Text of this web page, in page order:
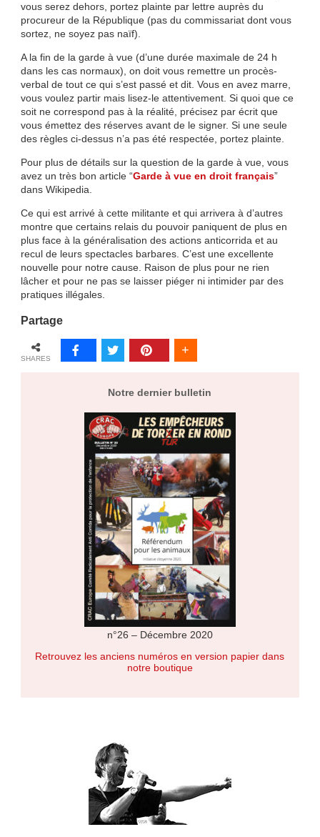
vous serez dehors, portez plainte par lettre auprès du
procureur de la République (pas du commissariat dont vous
sortez, ne soyez pas naïf).
A la fin de la garde à vue (d’une durée maximale de 24 h
dans les cas normaux), on doit vous remettre un procès-
verbal de tout ce qui s’est passé et dit. Vous en avez marre,
vous voulez partir mais lisez-le attentivement. Si quoi que ce
soit ne correspond pas à la réalité, précisez par écrit que
vous émettez des réserves avant de le signer. Si une seule
des règles ci-dessus n’a pas été respectée, portez plainte.
Pour plus de détails sur la question de la garde à vue, vous
avez un très bon article “Garde à vue en droit français”
dans Wikipedia.
Ce qui est arrivé à cette militante et qui arrivera à d’autres
montre que certains relais du pouvoir paniquent de plus en
plus face à la généralisation des actions anticorrida et au
recul de leurs spectacles barbares. C’est une excellente
nouvelle pour notre cause. Raison de plus pour ne rien
lâcher et pour ne pas se laisser piéger ni intimider par des
pratiques illégales.
Partage
SHARES
Notre dernier bulletin
n°26 – Décembre 2020
Retrouvez les anciens numéros en version papier dans
notre boutique